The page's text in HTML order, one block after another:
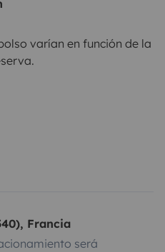
varían en función de la
Francia
será